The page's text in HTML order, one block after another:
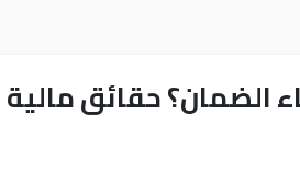
الضمان؟ حقائق مالية